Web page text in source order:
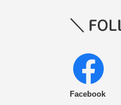
Facebook